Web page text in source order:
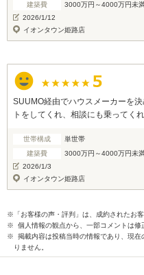
建築費
3000万円～4000万円未
2026/1/12
イオンタウン姫路店
SUUMO経由でハウスメーカーを
トをしてくれ、相談にも乗ってくれ
世帯構成
単世帯
建築費
3000万円～4000万円未
2026/1/3
イオンタウン姫路店
※「お客様の声・評判」は、成約されたお
※ 個人情報の観点から、一部コメントは修
※ 掲載内容は投稿当時の情報であり、現在
りません。